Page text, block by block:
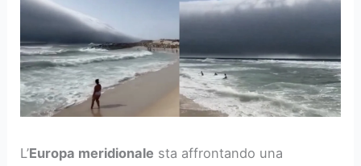
L’Europa meridionale sta affrontando una